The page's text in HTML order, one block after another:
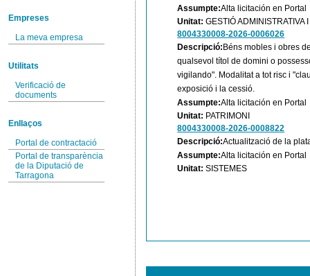
Empreses
La meva empresa
Utilitats
Verificació de
documents
Enllaços
Portal de contractació
Portal de transparència
de la Diputació de
Tarragona
Assumpte:Alta licitación en Portal
Unitat:GESTIÓ ADMINISTRATIVA
8004330008-2026-0006026
Descripció:Béns mobles i obres
qualsevol títol de domini o
vigilando". Modalitat a tot risc i
exposició i la cessió.
Assumpte:Alta licitación en Portal
Unitat: PATRIMONI
8004330008-2026-0008822
Descripció:Actualització de la
Assumpte:Alta licitación en Portal
Unitat:SISTEMES